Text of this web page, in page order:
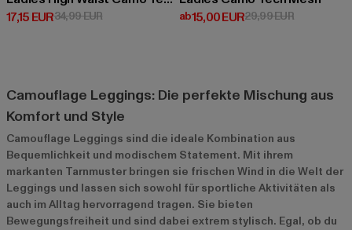
17,15 EUR
Derzeitiger Preis: 17,15 EUR
34,99 EURAktionspreis: 34,99 EUR
ab15,00 EUR
Derzeitiger Preis: ab 15,00 EUR
29,99 EUR
Camouflage Leggings: Die perfekte Mischung aus
Komfort und Style
Camouflage Leggings sind die ideale Kombination aus
Bequemlichkeit und modischem Statement. Mit ihrem
markanten Tarnmuster bringen sie frischen Wind in die Welt der
Leggings und lassen sich sowohl für sportliche Aktivitäten als
auch im Alltag hervorragend tragen. Sie bieten
Bewegungsfreiheit und sind dabei extrem stylisch. Egal, ob du